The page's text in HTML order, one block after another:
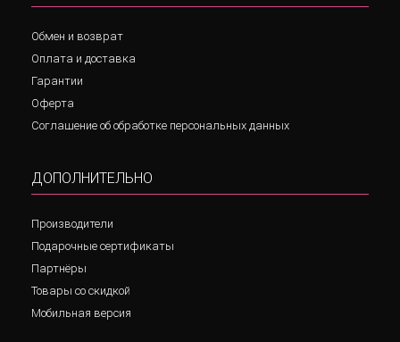
Обмен и возврат
Оплата и доставка
Гарантии
Оферта
Соглашение об обработке персональных данных
ДОПОЛНИТЕЛЬНО
Производители
Подарочные сертификаты
Партнёры
Товары со скидкой
Мобильная версия